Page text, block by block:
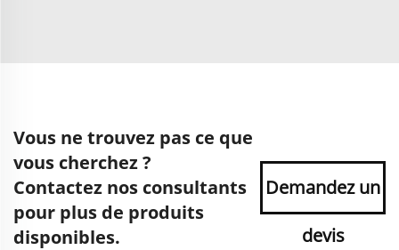
Vous ne trouvez pas ce que
vous cherchez ?
Contactez nos consultants
pour plus de produits
disponibles.
Demandez un
devis